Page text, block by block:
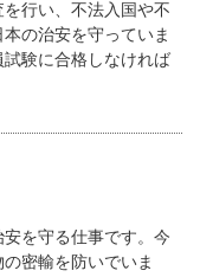
行い、不法入国や不
の治安を守っていま
験に合格しなければ
を守る仕事です。今
密輸を防いでいま